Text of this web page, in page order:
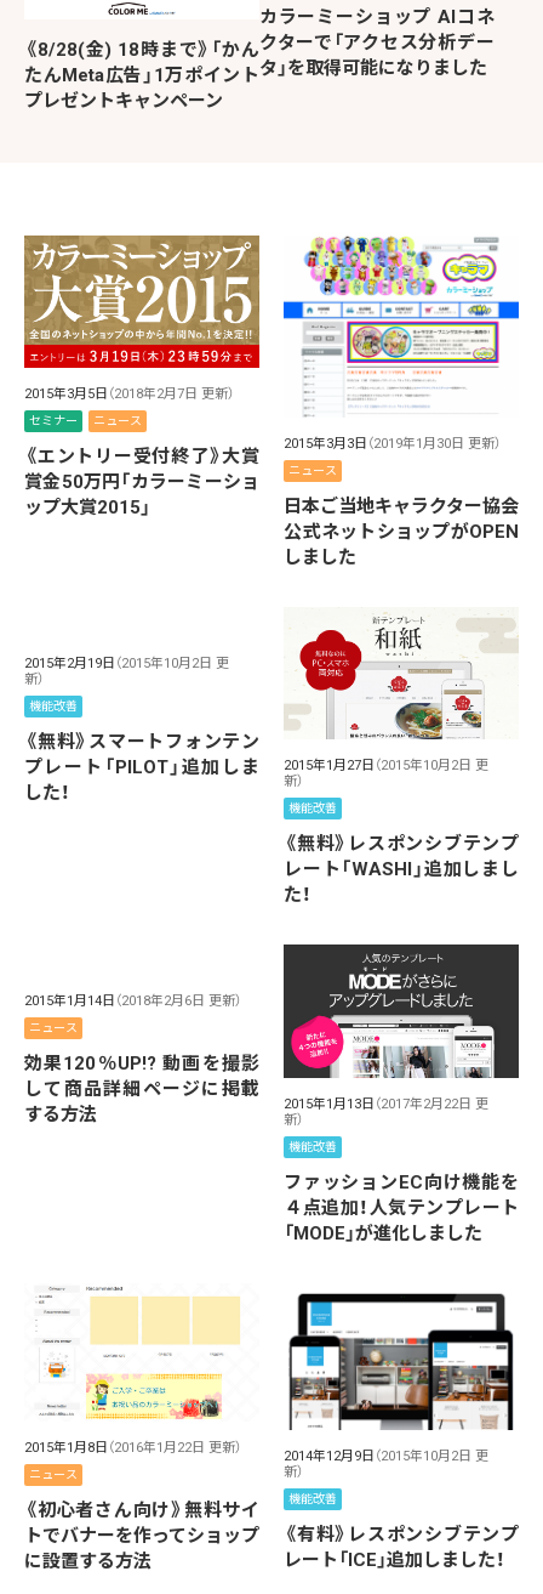
《8/28(金) 18時まで》「かん
たんMeta広告」1万ポイント
プレゼントキャンペーン
カラーミーショップ AIコネ
クターで「アクセス分析デー
タ」を取得可能になりました
2015年3月5日 （2018年2月7日 更新）
セミナー ニュース
《エントリー受付終了》大賞
賞金50万円「カラーミーショ
ップ大賞2015」
2015年3月3日 （2019年1月30日 更新）
ニュース
日本ご当地キャラクター協会
公式ネットショップがOPEN
しました
2015年2月19日 （2015年10月2日 更
新）
機能改善
《無料》スマートフォンテン
プレート「PILOT」追加しま
した！
2015年1月27日 （2015年10月2日 更
新）
機能改善
《無料》レスポンシブテンプ
レート「WASHI」追加しまし
た！
2015年1月14日 （2018年2月6日 更新）
ニュース
効果120％UP!? 動画を撮影
して商品詳細ページに掲載
する方法
2015年1月13日 （2017年2月22日 更
新）
機能改善
ファッションEC向け機能を
４点追加！人気テンプレート
「MODE」が進化しました
2015年1月8日 （2016年1月22日 更新）
ニュース
《初心者さん向け》無料サイ
トでバナーを作ってショップ
に設置する方法
2014年12月9日 （2015年10月2日 更
新）
機能改善
《有料》レスポンシブテンプ
レート「ICE」追加しました！